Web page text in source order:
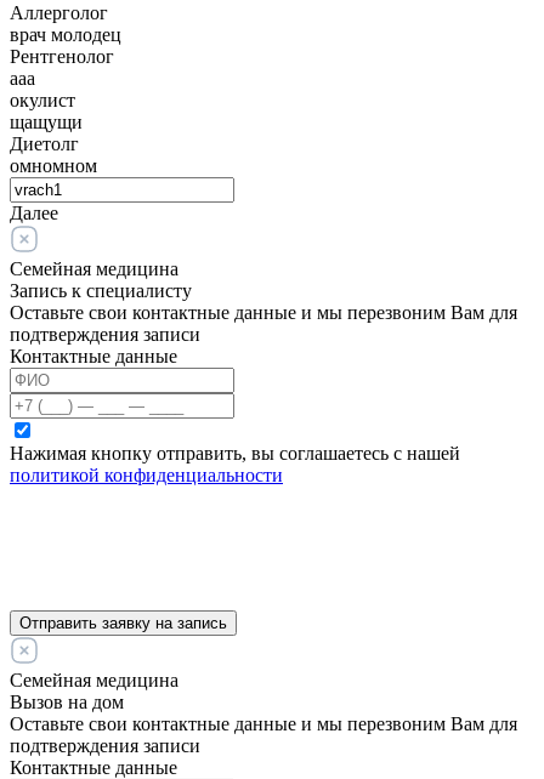
Аллерголог
врач молодец
Рентгенолог
ааа
окулист
щащущи
Диетолг
омномном
Далее
Семейная медицина
Запись к специалисту
Оставьте свои контактные данные и мы перезвоним Вам для
подтверждения записи
Контактные данные
Нажимая кнопку отправить, вы соглашаетесь с нашей
политикой конфиденциальности
Отправить заявку на запись
Семейная медицина
Вызов на дом
Оставьте свои контактные данные и мы перезвоним Вам для
подтверждения записи
Контактные данные